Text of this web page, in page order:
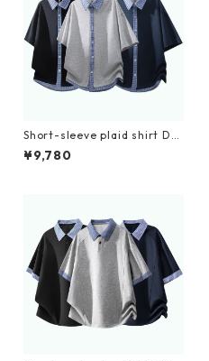
Short-sleeve plaid shirt D0
225
¥9,780